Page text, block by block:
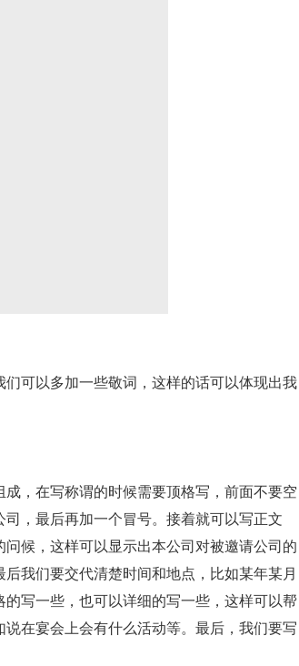
可以多加一些敬词，这样的话可以体现出我
，在写称谓的时候需要顶格写，前面不要空
，最后再加一个冒号。接着就可以写正文
候，这样可以显示出本公司对被邀请公司的
我们要交代清楚时间和地点，比如某年某月
写一些，也可以详细的写一些，这样可以帮
在宴会上会有什么活动等。最后，我们要写